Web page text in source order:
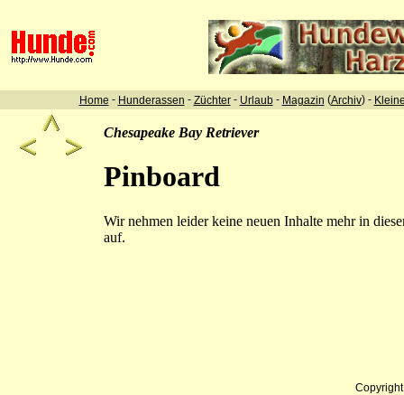
Home - Hunderassen - Züchter- Urlaub- Magazin (Archiv) -
Chesapeake Bay Retriever
Pinboard
Wir nehmen leider keine neuen Inhalte mehr in
auf.